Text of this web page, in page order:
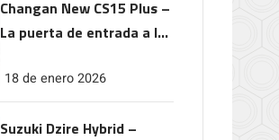
Changan New CS15 Plus –
La puerta de entrada a la
18 de enero 2026
Suzuki Dzire Hybrid –